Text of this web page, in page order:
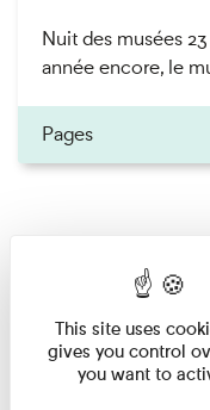
Nuit des musées
année encore, le
Pages
This site uses
gives you control
you want to